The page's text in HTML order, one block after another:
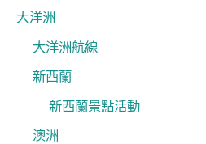
大洋洲
大洋洲航線
新西蘭
新西蘭景點活動
澳洲